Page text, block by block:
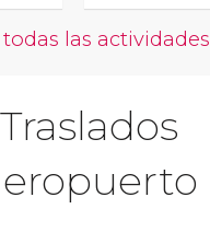
las actividades
Traslados